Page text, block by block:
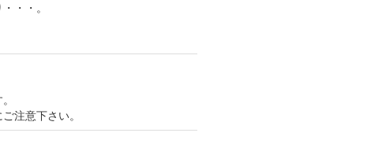
・・。
注意下さい。